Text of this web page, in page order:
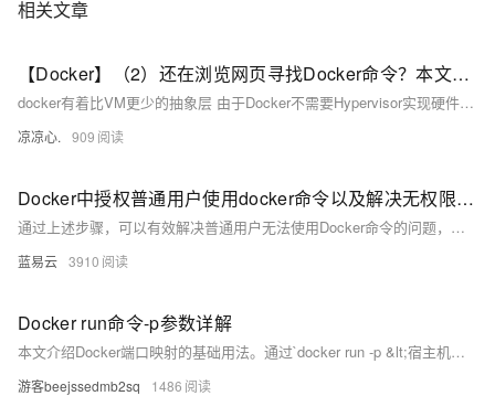
相关文章
【Docker】（2）还在浏览网页寻找Docker命令？本文全面列举与使用Docker里的各个命令！想要什么命令直接从本文拿！
docker有着比VM更少的抽象层 由于Docker不需要Hypervisor实现硬件资源虚拟化，运行在Docker容器上的程序直接使用的都是实际物理机的硬件资源 因此在CPU、内存利用率上Docker将会在效率上有明显优势 docker利用的时宿主机的内核，而不需要加载操作系统OS内核 当新建一个容器时，Docker不需要和虚拟机一样重新加载一个操作系统内核 进而避免引寻、加载操作系统内核返回等比较费时费资源的过程，当新建一个虚拟机时，虚拟机软件需要加载OS，返回新建过程时分钟级别的。 而Docker由于直接利用宿主机的操作系统，则省略了返回过程，因此新建一个Docker容器只需
凉凉心. 909
Docker中授权普通用户使用docker命令以及解决无权限访问/var/run/docker.sock错误。
通过上述步骤，可以有效解决普通用户无法使用Docker命令的问题，同时处理 `/var/run/docker.sock`权限错误。这样的设置不仅方便用户使用Docker提供的各项服务，同时还能保护系统的安全性。在进行此类配置更改时，请确保理解每一步骤的作用及潜在的安全风险，尤其是在修改文件权限时。在实际的操作中，始终应该努力保持系统的最低必要权限，避免过度放宽权限，这是保障系统安全的一个重要方针。
蓝易云 3910
Docker run命令-p参数详解
本文介绍Docker端口映射的基础用法。通过`docker run -p &lt;宿主机端口&gt;:&lt;容器端口&gt;`实现端口映射，例如`-p 5000:80`将宿主机5000端口映射到容器80端口，外部访问宿主机5000端口时流量会转发至容器内部的80端口。示例命令中，`-d`用于后台运行，`--restart=always`确保容器自动重启，`--name`指定容器名称。部署完成后可通过`http://服务器IP地址:5000`验证服务是否正常运行。
游客beejssedmb2sq 1486